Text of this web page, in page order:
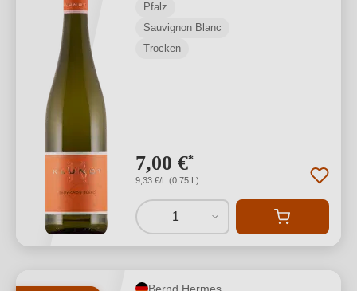
Pfalz
Sauvignon Blanc
Trocken
7,00 €*
9,33 €/L (0,75 L)
1
Bernd Hermes